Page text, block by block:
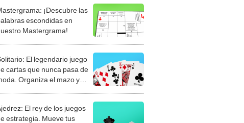
¡Descubre las
escondidas en
Mastergrama!
El legendario juego
cartas que nunca pasa de
Organiza el mazo y
El rey de los juegos
estrategia. Mueve tus